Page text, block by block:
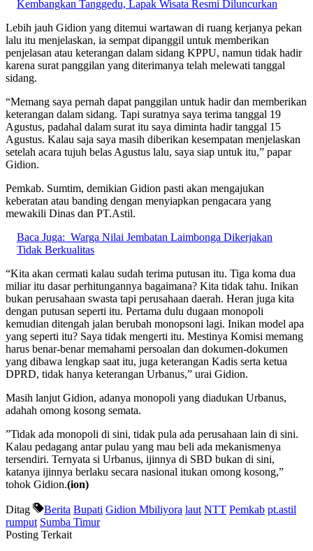
Kembangkan Tanggedu, Lapak Wisata Resmi Diluncurkan
Lebih jauh Gidion yang ditemui wartawan di ruang kerjanya pekan
lalu itu menjelaskan, ia sempat dipanggil untuk memberikan
penjelasan atau keterangan dalam sidang KPPU, namun tidak hadir
karena surat panggilan yang diterimanya telah melewati tanggal
sidang.
“Memang saya pernah dapat panggilan untuk hadir dan memberikan
keterangan dalam sidang. Tapi suratnya saya terima tanggal 19
Agustus, padahal dalam surat itu saya diminta hadir tanggal 15
Agustus. Kalau saja saya masih diberikan kesempatan menjelaskan
setelah acara tujuh belas Agustus lalu, saya siap untuk itu,” papar
Gidion.
Pemkab. Sumtim, demikian Gidion pasti akan mengajukan
keberatan atau banding dengan menyiapkan pengacara yang
mewakili Dinas dan PT.Astil.
Baca Juga: Warga Nilai Jembatan Laimbonga Dikerjakan
Tidak Berkualitas
“Kita akan cermati kalau sudah terima putusan itu. Tiga koma dua
miliar itu dasar perhitungannya bagaimana? Kita tidak tahu. Inikan
bukan perusahaan swasta tapi perusahaan daerah. Heran juga kita
dengan putusan seperti itu. Pertama dulu dugaan monopoli
kemudian ditengah jalan berubah monopsoni lagi. Inikan model apa
yang seperti itu? Saya tidak mengerti itu. Mestinya Komisi memang
harus benar-benar memahami persoalan dan dokumen-dokumen
yang dibawa lengkap saat itu, juga keterangan Kadis serta ketua
DPRD, tidak hanya keterangan Urbanus,” urai Gidion.
Masih lanjut Gidion, adanya monopoli yang diadukan Urbanus,
adahah omong kosong semata.
”Tidak ada monopoli di sini, tidak pula ada perusahaan lain di sini.
Kalau pedagang antar pulau yang mau beli ada mekanismenya
tersendiri. Ternyata si Urbanus, ijinnya di SBD bukan di sini,
katanya ijinnya berlaku secara nasional itukan omong kosong,”
tohok Gidion.(ion)
Ditag Berita Bupati Gidion Mbiliyora laut NTT Pemkab pt.astil
rumput Sumba Timur
Posting Terkait